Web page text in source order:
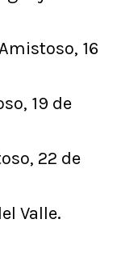
16
19 de
22 de
Valle.